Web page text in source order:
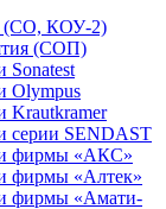
(СО, КОУ-2)
(СОП)
Sonatest
Olympus
Krautkramer
серии SENDAST
фирмы «АКС»
фирмы «Алтек»
фирмы «Амати-